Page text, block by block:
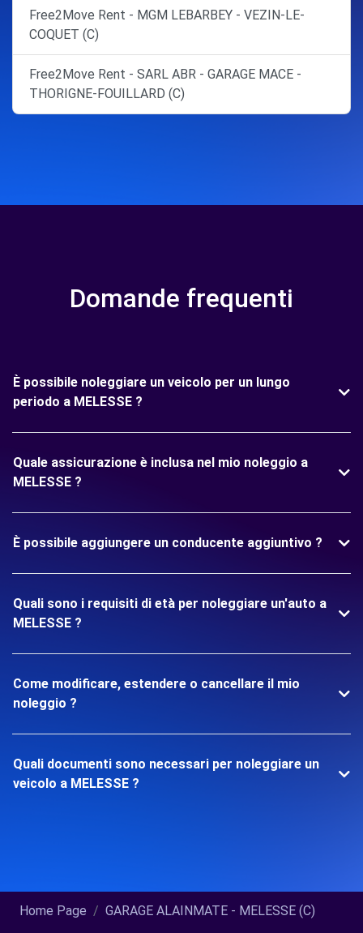
Free2Move Rent - MGM LEBARBEY - VEZIN-LE-
COQUET (C)
Free2Move Rent - SARL ABR - GARAGE MACE -
THORIGNE-FOUILLARD (C)
Domande frequenti
È possibile noleggiare un veicolo per un lungo
periodo a MELESSE ?
Quale assicurazione è inclusa nel mio noleggio a
MELESSE ?
È possibile aggiungere un conducente aggiuntivo ?
Quali sono i requisiti di età per noleggiare un'auto a
MELESSE ?
Come modificare, estendere o cancellare il mio
noleggio ?
Quali documenti sono necessari per noleggiare un
veicolo a MELESSE ?
Home Page GARAGE ALAINMATE - MELESSE (C)